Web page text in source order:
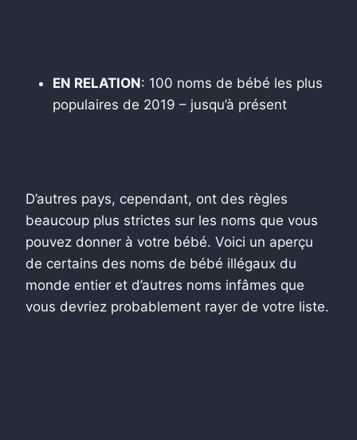
EN RELATION: 100 noms de bébé les plus
populaires de 2019 – jusqu’à présent
D’autres pays, cependant, ont des règles
beaucoup plus strictes sur les noms que vous
pouvez donner à votre bébé. Voici un aperçu
de certains des noms de bébé illégaux du
monde entier et d’autres noms infâmes que
vous devriez probablement rayer de votre liste.